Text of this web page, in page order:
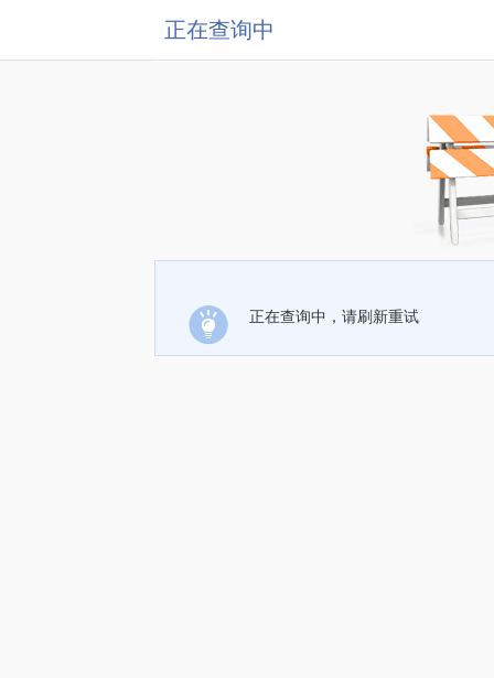
正在查询中
正在查询中，请刷新重试